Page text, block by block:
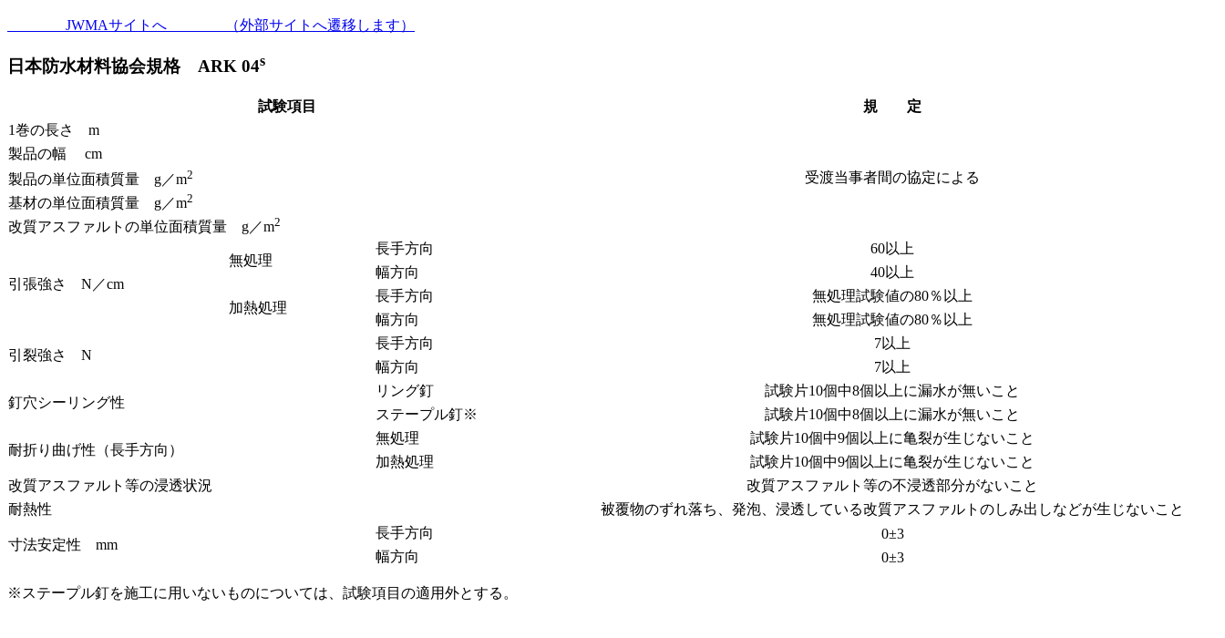
JWMAサイトへ （外部サイトへ遷移します）
日本防水材料協会規格 ARK 04s
試験項目
規 定
1巻の長さ m
受渡当事者間の協定による
製品の幅 cm
製品の単位面積質量 g／m2
基材の単位面積質量 g／m2
改質アスファルトの単位面積質量 g／m2
引張強さ N／cm
無処理
長手方向
60以上
幅方向
40以上
加熱処理
長手方向
無処理試験値の80％以上
幅方向
無処理試験値の80％以上
引裂強さ N
長手方向
7以上
幅方向
7以上
釘穴シーリング性
リング釘
試験片10個中8個以上に漏水が無いこと
ステープル釘※
試験片10個中8個以上に漏水が無いこと
耐折り曲げ性（長手方向）
無処理
試験片10個中9個以上に亀裂が生じないこと
加熱処理
試験片10個中9個以上に亀裂が生じないこと
改質アスファルト等の浸透状況
改質アスファルト等の不浸透部分がないこと
耐熱性
被覆物のずれ落ち、発泡、浸透している改質アスファルトのしみ出しなどが生じないこと
寸法安定性 mm
長手方向
0±3
幅方向
0±3
※ステープル釘を施工に用いないものについては、試験項目の適用外とする。